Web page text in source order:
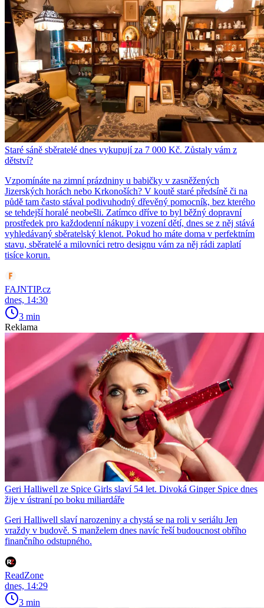
Staré sáně sběratelé dnes vykupují za 7 000 Kč. Zůstaly vám z
dětství?
Vzpomínáte na zimní prázdniny u babičky v zasněžených
Jizerských horách nebo Krkonoších? V koutě staré předsíně či na
půdě tam často stával podivuhodný dřevěný pomocník, bez kterého
se tehdejší horalé neobešli. Zatímco dříve to byl běžný dopravní
prostředek pro každodenní nákupy i vození dětí, dnes se z něj stává
vyhledávaný sběratelský klenot. Pokud ho máte doma v perfektním
stavu, sběratelé a milovníci retro designu vám za něj rádi zaplatí
tisíce korun.
FAJNTIP.cz
dnes, 14:30
3 min
Reklama
Geri Halliwell ze Spice Girls slaví 54 let. Divoká Ginger Spice dnes
žije v ústraní po boku miliardáře
Geri Halliwell slaví narozeniny a chystá se na roli v seriálu Jen
vraždy v budově. S manželem dnes navíc řeší budoucnost obřího
finančního odstupného.
ReadZone
dnes, 14:29
3 min